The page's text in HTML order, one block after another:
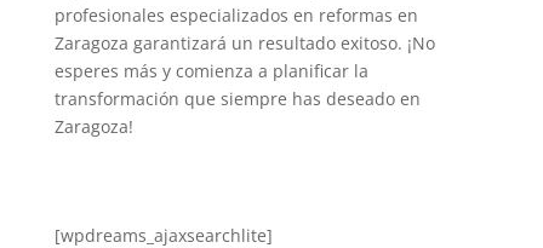
profesionales especializados en reformas en
Zaragoza garantizará un resultado exitoso. ¡No
esperes más y comienza a planificar la
transformación que siempre has deseado en
Zaragoza!
[wpdreams_ajaxsearchlite]